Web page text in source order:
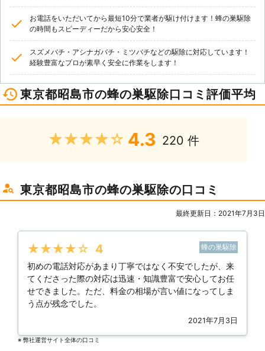
お電話をいただいてから最短10分で業者が駆け付けます！蜂の巣駆除
の時間もスピーディーだから安心安全！
スズメバチ・アシナガバチ・ミツバチなどの駆除に対応しています！
経験豊富なプロが素早く安全に作業をします！
東京都昭島市の蜂の巣駆除口コミ評価平均
★★★★★ 4.3 220 件
東京都昭島市の蜂の巣駆除の口コミ
最終更新日：2021年7月3日
★★★★★ 4 蜂の巣駆除
初めの電話対応があまり丁寧ではなく不安でしたが、来
てくださった際の対応は迅速・知識豊富で安心してお任
せできました。ただ、料金の相場が言い値になってしま
う点が残念でした。
2021年7月3日
※ 弊社運営サイト全体の⼝コミ